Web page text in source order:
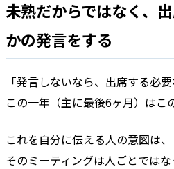
未熟だからではなく、
かの発言をする
「発言しないなら、出席する必要
この一年（主に最後6ヶ月）はこ
これを自分に伝える人の意図は、
そのミーティングは人ごとでは